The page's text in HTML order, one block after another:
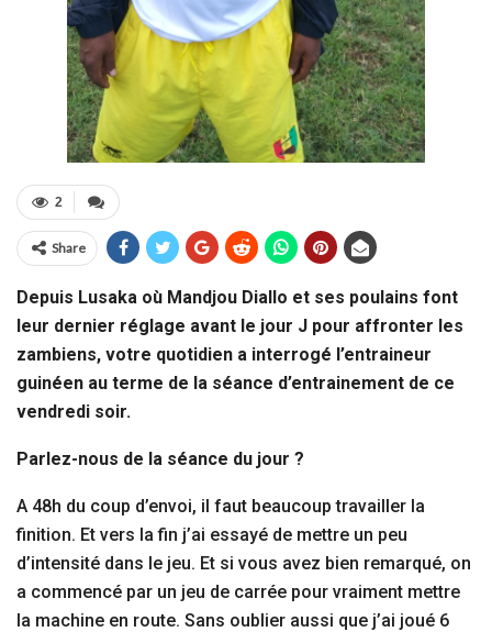
2
Share
Depuis Lusaka où Mandjou Diallo et ses poulains font
leur dernier réglage avant le jour J pour affronter les
zambiens, votre quotidien a interrogé l’entraineur
guinéen au terme de la séance d’entrainement de ce
vendredi soir.
Parlez-nous de la séance du jour ?
A 48h du coup d’envoi, il faut beaucoup travailler la
finition. Et vers la fin j’ai essayé de mettre un peu
d’intensité dans le jeu. Et si vous avez bien remarqué, on
a commencé par un jeu de carrée pour vraiment mettre
la machine en route. Sans oublier aussi que j’ai joué 6